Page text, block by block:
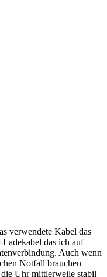
verwendete Kabel das
das ich auf
Auch wenn
Notfall brauchen
Uhr mittlerweile stabil